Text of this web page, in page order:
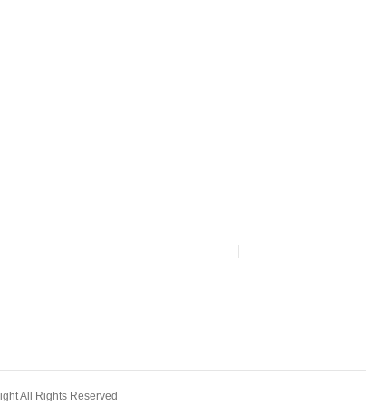
All Rights Reserved